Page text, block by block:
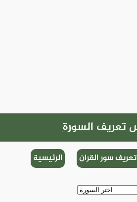
تعريف السورة
الرئيسية سور القران